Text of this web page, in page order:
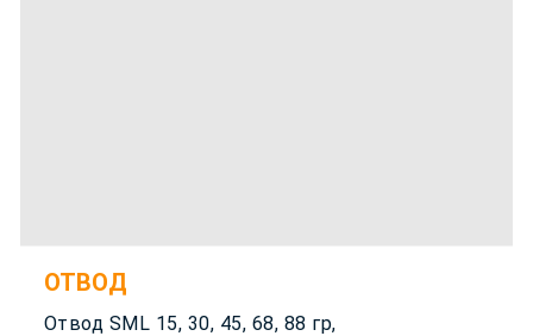
ОТВОД
Отвод SML 15, 30, 45, 68, 88 гр,